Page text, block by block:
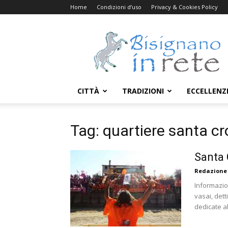
Home Condizioni d’uso Privacy & Cookies Policy
Bisignanoinrete.com
CITTÀ TRADIZIONI
Tag: quartiere santa
Santa
Redazione
vasai,
dedicate